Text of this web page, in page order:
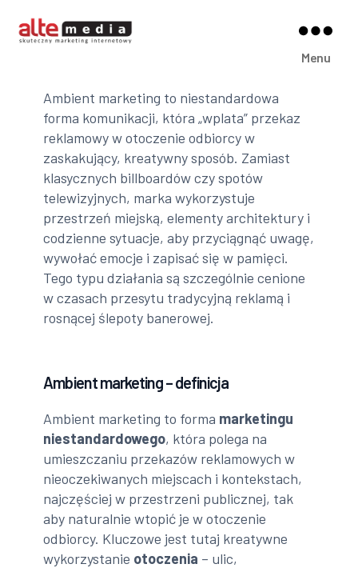
Media
Menu
Ambient marketing to niestandardowa
forma komunikacji, która „wplata” przekaz
reklamowy w otoczenie odbiorcy w
zaskakujący, kreatywny sposób. Zamiast
klasycznych billboardów czy spotów
telewizyjnych, marka wykorzystuje
przestrzeń miejską, elementy architektury i
codzienne sytuacje, aby przyciągnąć uwagę,
wywołać emocje i zapisać się w pamięci.
Tego typu działania są szczególnie cenione
w czasach przesytu tradycyjną reklamą i
rosnącej ślepoty banerowej.
Ambient marketing – definicja
Ambient marketing to forma marketingu
niestandardowego, która polega na
umieszczaniu przekazów reklamowych w
nieoczekiwanych miejscach i kontekstach,
najczęściej w przestrzeni publicznej, tak
aby naturalnie wtopić je w otoczenie
odbiorcy. Kluczowe jest tutaj kreatywne
wykorzystanie otoczenia – ulic,